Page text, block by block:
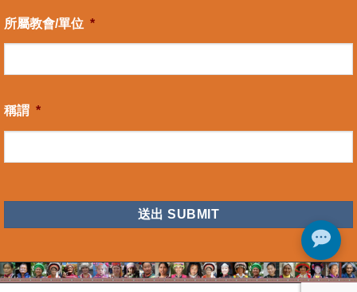
所屬教會/單位 *
稱謂 *